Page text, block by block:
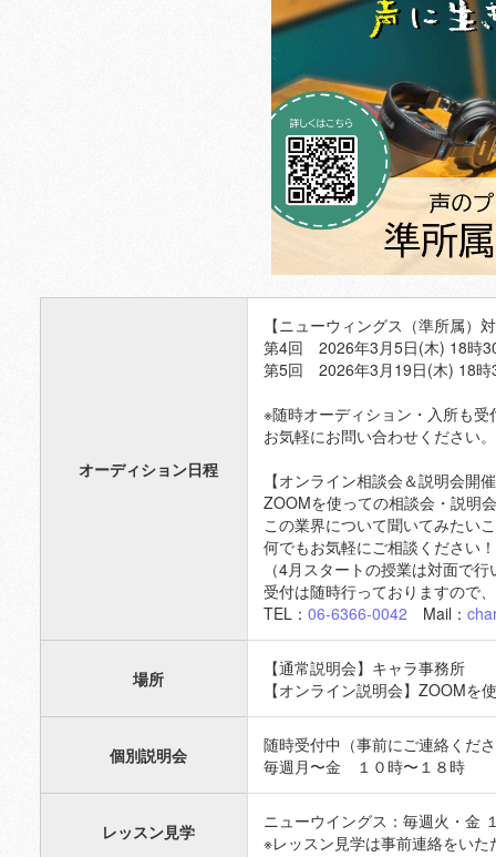
オーディション日程
【ニューウィングス（準所属）
第4回 2026年3月5日(木) 18時
第5回 2026年3月19日(木) 18時
※随時オーディション・入所も受
お気軽にお問い合わせください。
【オンライン相談会＆説明会開
ZOOMを使っての相談会・説明
この業界について聞いてみたい
何でもお気軽にご相談ください！
（4月スタートの授業は対面で
受付は随時行っておりますので
TEL： 06-6366-0042 Mail：
場所
【通常説明会】キャラ事務所
【オンライン説明会】ZOOMを
個別説明会 随時受付中 （事前にご連絡くだ
毎週月〜金 １０時〜１８時
レッスン見学
ニューウイングス：毎週火・金
※レッスン見学は事前連絡をい